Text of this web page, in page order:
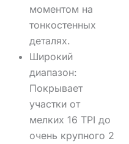
моментом на
тонкостенных
деталях.
Широкий
диапазон:
Покрывает
участки от
мелких 16 TPI до
очень крупного 2